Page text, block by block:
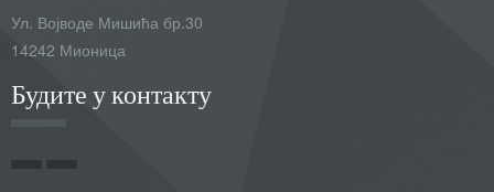
Ул. Војводе Мишића бр.30
14242 Мионица
Будите у контакту